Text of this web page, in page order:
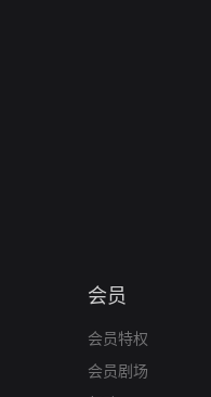
会员
会员特权
会员剧场